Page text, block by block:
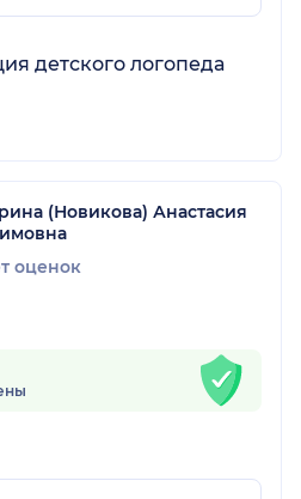
детского логопеда
(Новикова) Анастасия
оценок